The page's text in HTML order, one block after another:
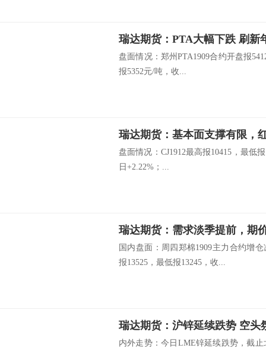
瑞达期货：PTA大幅下跌 刷新
盘面情况：郑州PTA1909合约开盘报
报5352元/吨，收...
瑞达期货：基本面支撑有限，
盘面情况：CJ1912最高报10415，最低
日+2.22%；...
瑞达期货：需求淡季提前，期
国内盘面：周四郑棉1909主力合约增
报13525，最低报13245，收...
瑞达期货：沪锌延续跌势 空头
内外走势：今日LME锌延续跌势，截止